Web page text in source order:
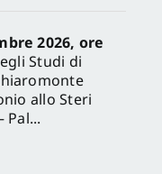
2026, ore
Studi di
allo Steri
Pal...